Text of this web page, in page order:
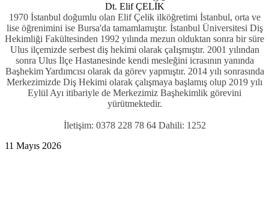
Dt. Elif ÇELİK
1970 İstanbul doğumlu olan Elif Çelik ilköğretimi İstanbul, orta ve
lise öğrenimini ise Bursa'da tamamlamıştır. İstanbul Üniversitesi Diş
Hekimliği Fakültesinden 1992 yılında mezun olduktan sonra bir süre
Ulus ilçemizde serbest diş hekimi olarak çaIışmıştır. 2001 yılından
sonra Ulus İlçe Hastanesinde kendi mesleğini icrasının yanında
Başhekim Yardımcısı olarak da görev yapmıştır. 2014 yılı sonrasında
Merkezimizde Diş Hekimi olarak çalışmaya başlamış olup 2019 yılı
Eylül Ayı itibariyle de Merkezimiz Başhekimlik görevini
yürütmektedir.
İletişim: 0378 228 78 64 Dahili: 1252
11 Mayıs 2026